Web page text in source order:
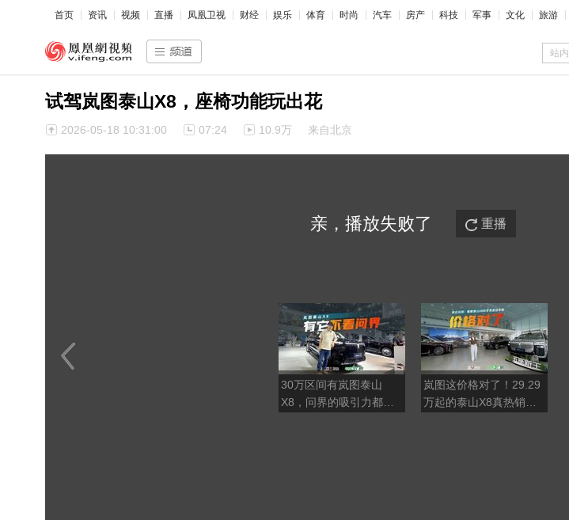
首页 资讯 视频 直播 凤凰卫视 财经 娱乐 体育 时尚 汽车 房产 科技 军事 文化 旅游
站内
试驾岚图泰山X8，座椅功能玩出花
2026-05-18 10:31:00 07:24 10.9万 来自北京
亲，播放失败了 重播
30万区间有岚图泰山
X8，问界的吸引力都小
岚图这价格对了！29.29
万起的泰山X8真热销？